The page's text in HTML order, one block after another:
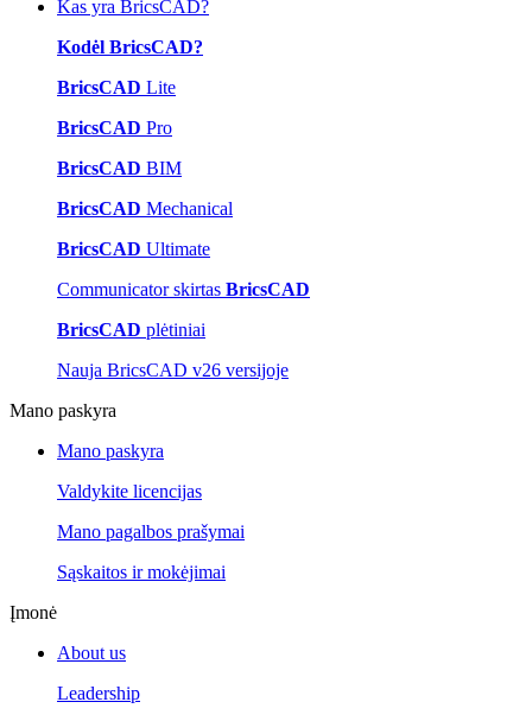
Kas yra BricsCAD?
Kodėl BricsCAD?
BricsCAD Lite
BricsCAD Pro
BricsCAD BIM
BricsCAD Mechanical
BricsCAD Ultimate
Communicator skirtas BricsCAD
BricsCAD plėtiniai
Nauja BricsCAD v26 versijoje
Mano paskyra
Mano paskyra
Valdykite licencijas
Mano pagalbos prašymai
Sąskaitos ir mokėjimai
Įmonė
About us
Leadership